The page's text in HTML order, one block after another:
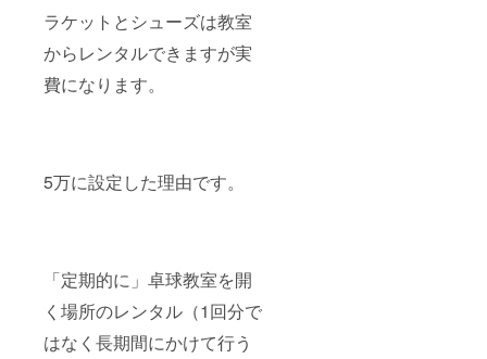
ラケットとシューズは教室
からレンタルできますが実
費になります。
5万に設定した理由です。
「定期的に」卓球教室を開
く場所のレンタル（1回分で
はなく長期間にかけて行う